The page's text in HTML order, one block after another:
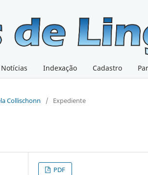
Notícias Indexação Cadastro
Collischonn / Expediente
PDF